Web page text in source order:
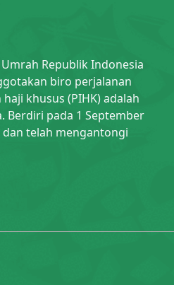
Republik Indonesia
biro perjalanan
khusus (PIHK) adalah
Berdiri pada 1 September
telah mengantongi